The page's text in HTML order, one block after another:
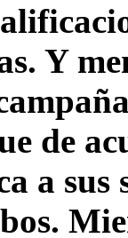
Y
de
a sus